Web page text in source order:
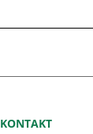
KONTAKT